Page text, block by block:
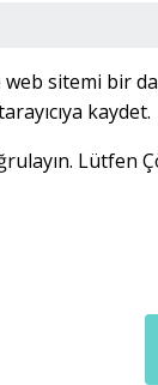
web sitemi bir
kaydet.
Lütfen